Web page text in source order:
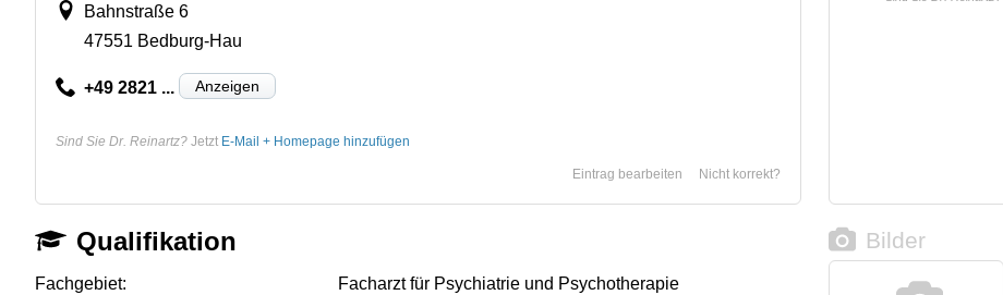
Bahnstraße 6
47551 Bedburg-Hau
+49 2821 ... Anzeigen
Sind Sie Dr. Reinartz? Jetzt E-Mail + Homepage hinzufügen
Nicht korrekt?
Eintrag bearbeiten
Qualifikation
Fachgebiet:
Facharzt für Psychiatrie und Psychotherapie
Bilder